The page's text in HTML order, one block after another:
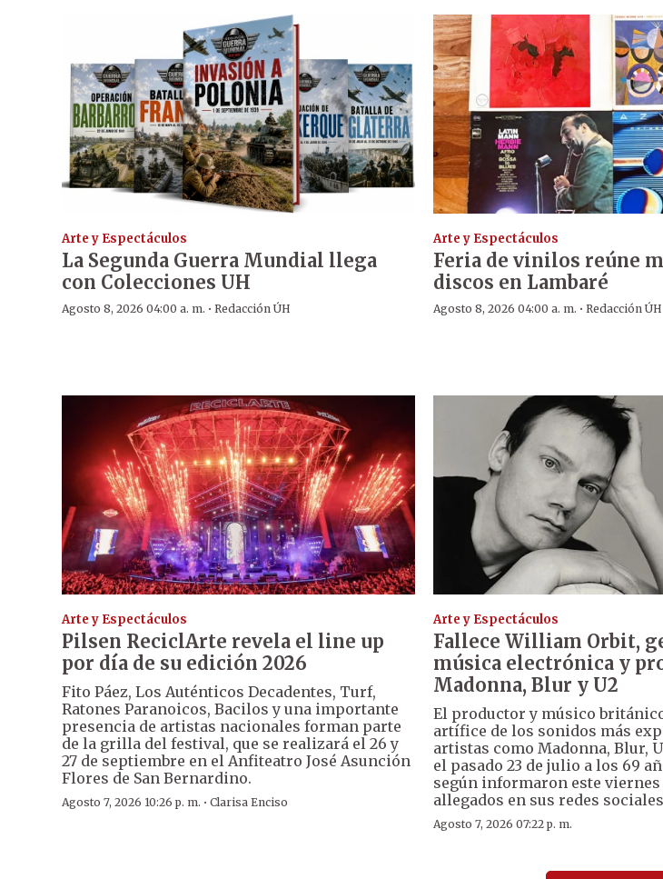
Arte y Espectáculos
La Segunda Guerra Mundial llega
con Colecciones UH
Agosto 8, 2026 04:00 a. m. · Redacción ÚH
Arte y Espectáculos
Feria de vinilos reúne
discos en Lambaré
Agosto 8, 2026 04:00 a. m. ·Redacción ÚH
Arte y Espectáculos
Pilsen ReciclArte revela el line up
por día de su edición 2026
Fito Páez, Los Auténticos Decadentes, Turf,
Ratones Paranoicos, Bacilos y una importante
presencia de artistas nacionales forman parte
de la grilla del festival, que se realizará el 26 y
27 de septiembre en el Anfiteatro José Asunción
Flores de San Bernardino.
Agosto 7, 2026 10:26 p. m. · Clarisa Enciso
Arte y Espectáculos
Fallece William Orbit,
música electrónica y
Madonna, Blur y U2
El productor y músico
artífice de los sonidos más
artistas como Madonna, Blur,
el pasado 23 de julio a los 69
según informaron este
allegados en sus redes
Agosto 7, 2026 07:22 p. m.